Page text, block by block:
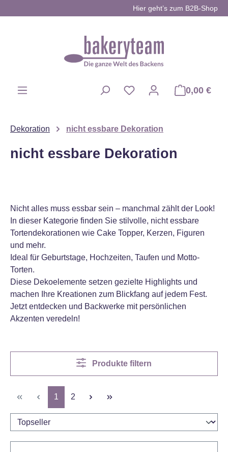
Hier geht’s zum B2B-Shop
0,00 €
Dekoration nicht essbare Dekoration
nicht essbare Dekoration
Nicht alles muss essbar sein – manchmal zählt der Look!
In dieser Kategorie finden Sie stilvolle, nicht essbare
Tortendekorationen wie Cake Topper, Kerzen, Figuren
und mehr.
Ideal für Geburtstage, Hochzeiten, Taufen und Motto-
Torten.
Diese Dekoelemente setzen gezielte Highlights und
machen Ihre Kreationen zum Blickfang auf jedem Fest.
Jetzt entdecken und Backwerke mit persönlichen
Akzenten veredeln!
Produkte filtern
Seite
1 Seite
2